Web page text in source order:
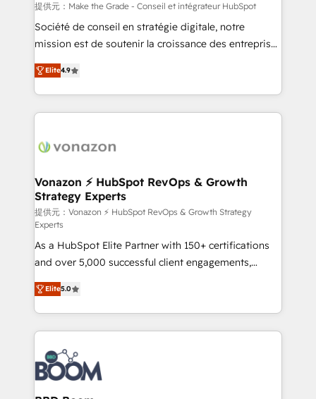
travers le changement, tout en centrant vos objectifs
d’entreprise. Grâce à une méthodologie éprouvée
auprès de plus de 400 clients, nous comprenons
HubSpot dans votre organisation. Pour toute
question technique ou besoin de structuration de
提供元：Make the Grade - Conseil et intégrateur HubSpot
Société de conseil en stratégie digitale, notre
mission est de soutenir la croissance des entreprises
B2B à travers l’acquisition de nouveaux clients,
l'intégration CRM et le développement des revenus
auprès de vos comptes existants. En France et à
l'international, nous travaillons avec des ETI
delà d’une simple transformation digitale et des
➤ L’intégration de CRM et de méthodologie RevOps
pour aligner les équipes marketing, commerciales et
support client (data migration, synchronisation API,
audit et maintenance) ➤ La création de sites internet
de conversion qui transforment les visiteurs en
opportunités d'affaires ➤ La mise en place de
stratégies d'acquisition marketing (SEO, SEA,
inbound, automatisation marketing, ABM, IA,
emailing) Informations clés : - 10 ans d'expérience -
100+ intégrations CRM HubSpot réussies - 40
experts conseil - 150 certifications HubSpot
cumulées
Elite4.9
Vonazon ⚡ HubSpot RevOps & Growth
Strategy Experts
提供元：Vonazon ⚡ HubSpot RevOps & Growth Strategy
Experts
As a HubSpot Elite Partner with 150+ certifications
and over 5,000 successful client engagements,
Vonazon turns marketing complexity into
measurable, scalable growth. From onboarding to
enterprise-grade campaigns, our in-house team
builds scalable strategies that drive long-term
revenue. ⚙️ HubSpot Integration & Optimization •
Seamless CRM, CMS, and automation setup •
Complex platform migrations and data cleanups •
Elite5.0